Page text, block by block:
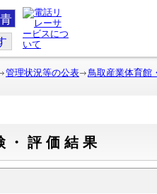
青
管理状況等の公表 鳥取産業体育館
・評価結果